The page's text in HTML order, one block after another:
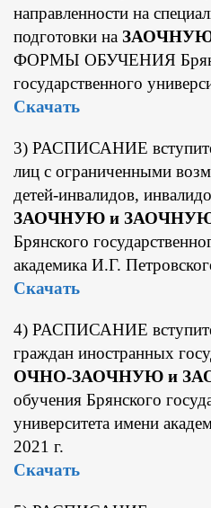
направленности на
подготовки на
ФОРМЫ ОБУЧЕНИЯ
государственного
Скачать
3) РАСПИСАНИЕ
лиц с ограниченными
детей-инвалидов,
ЗАОЧНУЮ и
Брянского
академика И.Г.
Скачать
4) РАСПИСАНИЕ
граждан иностранных
ОЧНО-ЗАОЧНУЮ и
обучения Брянского
университета имени
2021 г.
Скачать